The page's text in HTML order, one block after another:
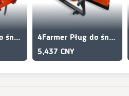
4Farmer Pług do śniegu prosty 160 cm, hydrauliczny, z płyt
4Farmer Pług do śniegu prosty ASH300 cm, hydrauliczny, z e
5,437 CNY